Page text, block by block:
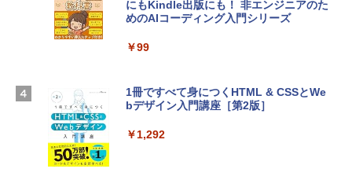
Apple 2026 MacBook Air M5チップ搭載
13インチノートブック：AIとApple Intell
スプレイ、16GBユニファイドメモリ、1
D - シルバー
4(最新 永続版)|オンラインコード版|Wind
ows11、10/mac対応|PC2台
￥39,582
Robloxギフトカード - 2,000 Robux 【限
定バーチャルアイテムを含む】 【オンラ
ラインコード版
にもKindle出版にも！ 非エンジニアのた
めのAIコーディング入門シリーズ
￥99
1冊ですべて身につくHTML & CSSとWe
bデザイン入門講座［第2版］
￥1,292